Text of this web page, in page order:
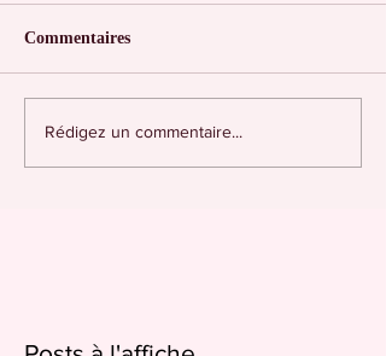
Commentaires
Rédigez un commentaire...